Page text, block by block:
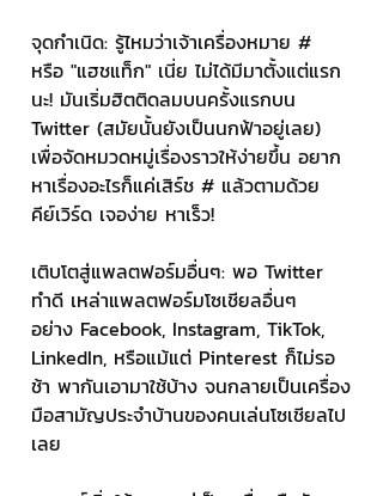
จุดกำเนิด: รู้ไหมว่าเจ้าเครื่องหมาย #
หรือ "แฮชแท็ก" เนี่ย ไม่ได้มีมาตั้งแต่แรก
นะ! มันเริ่มฮิตติดลมบนครั้งแรกบน
Twitter (สมัยนั้นยังเป็นนกฟ้าอยู่เลย)
เพื่อจัดหมวดหมู่เรื่องราวให้ง่ายขึ้น อยาก
หาเรื่องอะไรก็แค่เสิร์ช # แล้วตามด้วย
คีย์เวิร์ด เจอง่าย หาเร็ว!
เติบโตสู่แพลตฟอร์มอื่นๆ: พอ Twitter
ทำดี เหล่าแพลตฟอร์มโซเชียลอื่นๆ
อย่าง Facebook, Instagram, TikTok,
LinkedIn, หรือแม้แต่ Pinterest ก็ไม่รอ
ช้า พากันเอามาใช้บ้าง จนกลายเป็นเครื่อง
มือสามัญประจำบ้านของคนเล่นโซเชียลไป
เลย